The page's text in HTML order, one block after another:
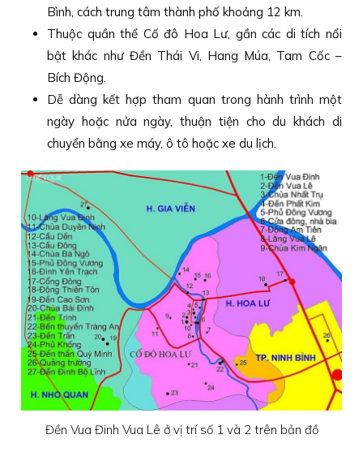
Bình, cách trung tâm thành phố khoảng 12 km.
Thuộc quần thể Cố đô Hoa Lư, gần các di tích nổi
bật khác như Đền Thái Vi, Hang Múa, Tam Cốc –
Bích Động.
Dễ dàng kết hợp tham quan trong hành trình một
ngày hoặc nửa ngày, thuận tiện cho du khách di
chuyển bằng xe máy, ô tô hoặc xe du lịch.
Đền Vua Đinh Vua Lê ở vị trí số 1 và 2 trên bản đồ